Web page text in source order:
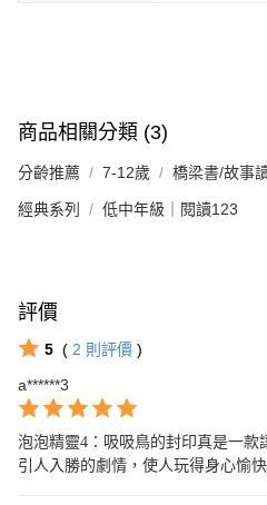
商品相關分類 (3)
分齡推薦 7-12歲 橋梁書/故事
經典系列 低中年級｜閱讀123
評價
5 ( 2 則評價 )
a******3
泡泡精靈4：吸吸鳥的封印真是一款
引人入勝的劇情，使人玩得身心愉快